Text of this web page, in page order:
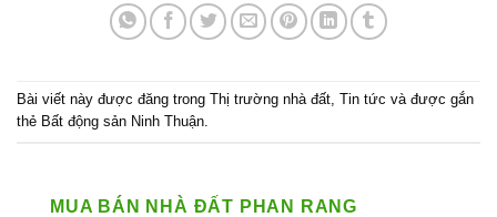
Bài viết này được đăng trong Thị trường nhà đất, Tin tức và được gắn
thẻ Bất động sản Ninh Thuận.
MUA BÁN NHÀ ĐẤT PHAN RANG